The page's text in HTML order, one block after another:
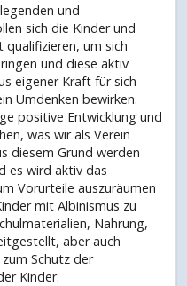
und
sich die Kinder und
qualifizieren, um sich
und diese aktiv
eigener Kraft für sich
Umdenken bewirken.
positive Entwicklung und
was wir als Verein
diesem Grund werden
es wird aktiv das
Vorurteile auszuräumen
mit Albinismus zu
Nahrung,
aber auch
Schutz der
Kinder.